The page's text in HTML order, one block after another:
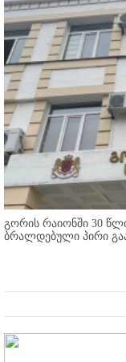
გორის რაიონში 30
ბრალდებული პირი